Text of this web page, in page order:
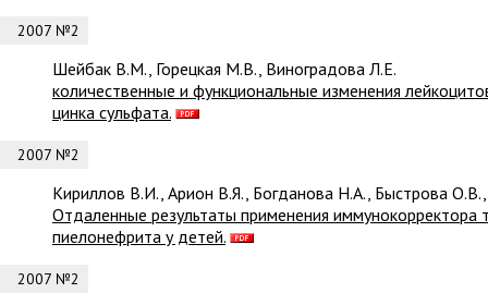
2007 №2
Шейбак В.М., Горецкая М.В., Виноградова Л.Е.
количественные и функциональные изменения
цинка сульфата.
2007 №2
Кириллов В.И., Арион В.Я., Богданова Н.А., Быстрова
Отдаленные результаты применения иммунокорректора
пиелонефрита у детей.
2007 №2